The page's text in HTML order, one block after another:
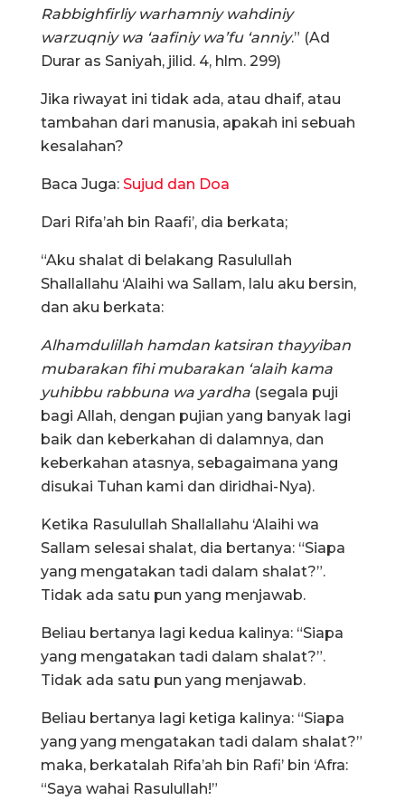
Rabbighfirliy warhamniy wahdiniy
warzuqniy wa ‘aafiniy wa’fu ‘anniy.” (Ad
Durar as Saniyah, jilid. 4, hlm. 299)
Jika riwayat ini tidak ada, atau dhaif, atau
tambahan dari manusia, apakah ini sebuah
kesalahan?
Baca Juga: Sujud dan Doa
Dari Rifa’ah bin Raafi’, dia berkata;
“Aku shalat di belakang Rasulullah
Shallallahu ‘Alaihi wa Sallam, lalu aku bersin,
dan aku berkata:
Alhamdulillah hamdan katsiran thayyiban
mubarakan fihi mubarakan ‘alaih kama
yuhibbu rabbuna wa yardha (segala puji
bagi Allah, dengan pujian yang banyak lagi
baik dan keberkahan di dalamnya, dan
keberkahan atasnya, sebagaimana yang
disukai Tuhan kami dan diridhai-Nya).
Ketika Rasulullah Shallallahu ‘Alaihi wa
Sallam selesai shalat, dia bertanya: “Siapa
yang mengatakan tadi dalam shalat?”.
Tidak ada satu pun yang menjawab.
Beliau bertanya lagi kedua kalinya: “Siapa
yang mengatakan tadi dalam shalat?”.
Tidak ada satu pun yang menjawab.
Beliau bertanya lagi ketiga kalinya: “Siapa
yang yang mengatakan tadi dalam shalat?”
maka, berkatalah Rifa’ah bin Rafi’ bin ‘Afra:
“Saya wahai Rasulullah!”